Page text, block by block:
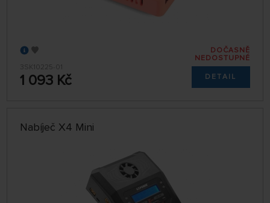
3SK10225-01
1 093 Kč
DOČASNĚ
NEDOSTUPNÉ
DETAIL
Nabíječ X4 Mini